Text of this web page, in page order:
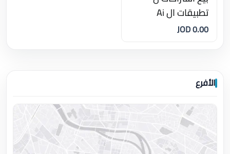
تطبيقات ال Ai
0.00 JOD
الأفرع